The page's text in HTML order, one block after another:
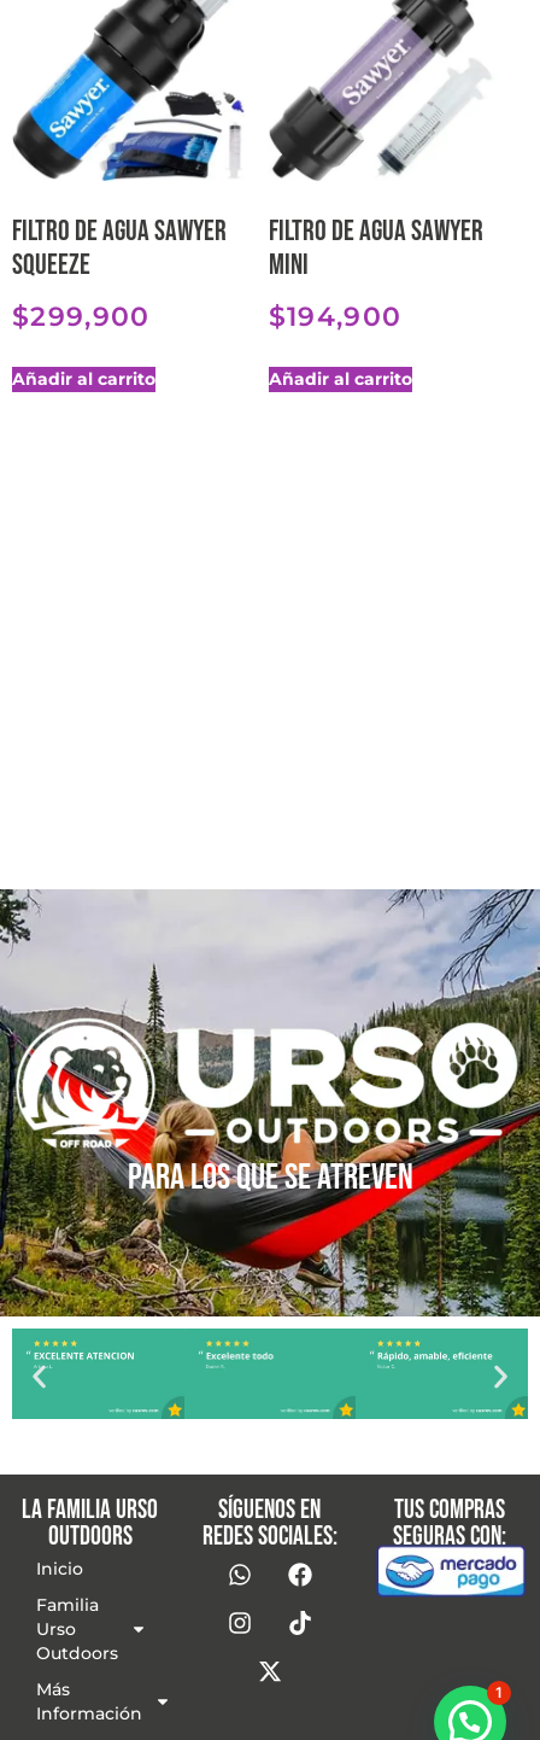
Filtro de agua Sawyer
Squeeze
$299,900
Añadir al carrito
Filtro de agua Sawyer
Mini
$194,900
Añadir al carrito
Para los que se atreven
La familia Urso
Outdoors
Inicio
Familia
Urso
Outdoors
Más
Información
Síguenos en
redes sociales:
Tus compras
seguras con:
1